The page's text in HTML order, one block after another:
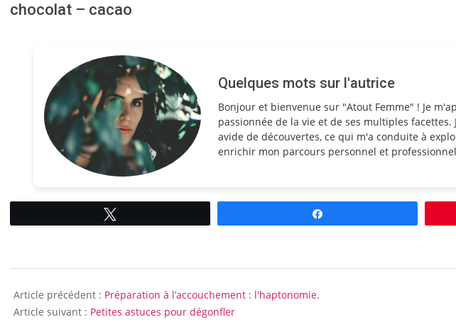
chocolat – cacao
Quelques mots sur l'autrice
Bonjour et bienvenue sur "Atout Femme" ! Je
passionnée de la vie et de ses multiples
avide de découvertes, ce qui m'a conduite à
enrichir mon parcours personnel et
07-
10
Article précédent : Préparation à l’accouchement : l'haptonomie.
Article suivant : Petites astuces pour dégonfler